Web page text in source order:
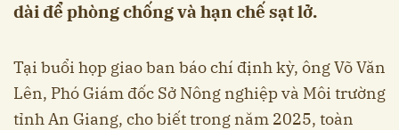
dài để phòng chống và hạn chế sạt lở.
Tại buổi họp giao ban báo chí định kỳ, ông Võ Văn
Lên, Phó Giám đốc Sở Nông nghiệp và Môi trường
tỉnh An Giang, cho biết trong năm 2025, toàn